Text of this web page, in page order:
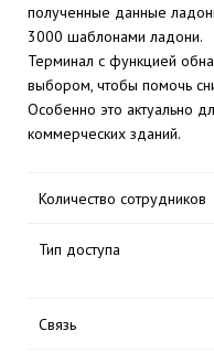
полученные данные
3000 шаблонами ладони.
Терминал с функцией
выбором, чтобы помочь
Особенно это актуально
коммерческих зданий.
Количество сотрудников
Тип доступа
Связь